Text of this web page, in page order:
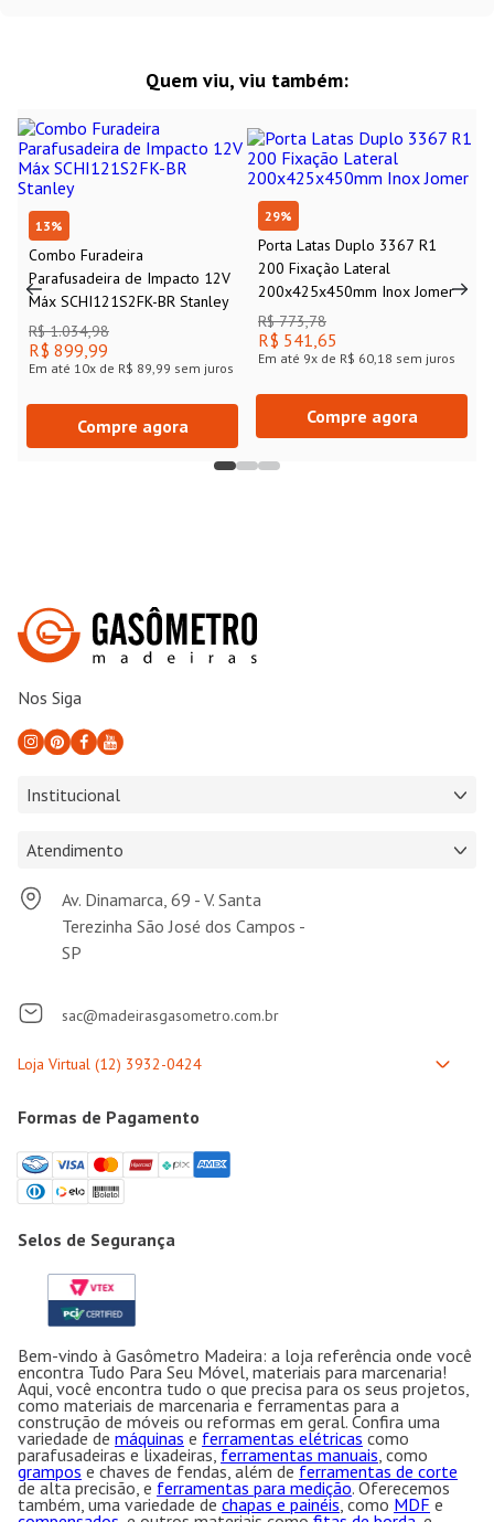
Quem viu, viu também:
13%
Combo Furadeira
Parafusadeira de Impacto 12V
Máx SCHI121S2FK-BR Stanley
R$ 1.034,98
R$ 899,99
Em até 10x de R$ 89,99 sem juros
Compre agora
29%
Porta Latas Duplo 3367 R1
200 Fixação Lateral
200x425x450mm Inox Jomer
R$ 773,78
R$ 541,65
Em até 9x de R$ 60,18 sem juros
Compre agora
Nos Siga
Institucional
Atendimento
Av. Dinamarca, 69 - V. Santa
Terezinha São José dos Campos -
SP
sac@madeirasgasometro.com.br
Formas de Pagamento
Selos de Segurança
Bem-vindo à Gasômetro Madeira: a loja referência onde você
encontra Tudo Para Seu Móvel, materiais para marcenaria!
Aqui, você encontra tudo o que precisa para os seus projetos,
como materiais de marcenaria e ferramentas para a
construção de móveis ou reformas em geral. Confira uma
variedade de máquinas e ferramentas elétricas como
parafusadeiras e lixadeiras,ferramentas manuais , como
grampos e chaves de fendas, além deferramentas de corte
de alta precisão, e ferramentas para medição. Oferecemos
também, uma variedade dechapas e painéis, como MDF e